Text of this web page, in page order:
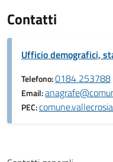
Contatti
Ufficio demografici,
Telefono:0184 253788
Email:
PEC: